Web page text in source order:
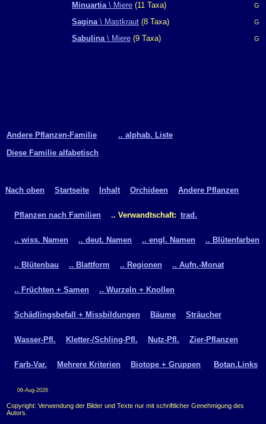
Minuartia\ Miere (11 Taxa) G
Sagina\ Mastkraut (8 Taxa) G
Sabulina\ Miere (9 Taxa) G
Andere Pflanzen-Familie
.. alphab. Liste
Diese Familie alfabetisch
Nach oben Startseite Inhalt Orchideen Andere Pflanzen
Pflanzen nach Familien .. Verwandtschaft: trad.
.. wiss. Namen .. deut. Namen .. engl. Namen .. Blütenfarben
.. Blütenbau .. Blattform .. Regionen .. Aufn.-Monat
.. Früchten + Samen .. Wurzeln + Knollen
Schädlingsbefall + Missbildungen Bäume Sträucher
Wasser-Pfl. Kletter-/Schling-Pfl. Nutz-Pfl. Zier-Pflanzen
Farb-Var. Mehrere Kriterien Biotope + Gruppen Botan.Links
06-Aug-2026
Copyright: Verwendung der Bilder und Texte nur mit schriftlicher Genehmigung des
Autors.